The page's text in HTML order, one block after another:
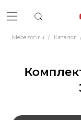
Mebelson.ru / Каталог